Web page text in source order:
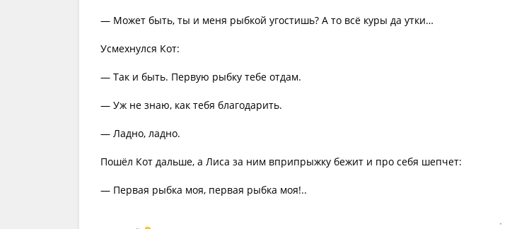
— Может быть, ты и меня рыбкой угостишь? А то всё куры да утки…
Усмехнулся Кот:
— Так и быть. Первую рыбку тебе отдам.
— Уж не знаю, как тебя благодарить.
— Ладно, ладно.
Пошёл Кот дальше, а Лиса за ним вприпрыжку бежит и про себя шепчет:
— Первая рыбка моя, первая рыбка моя!..